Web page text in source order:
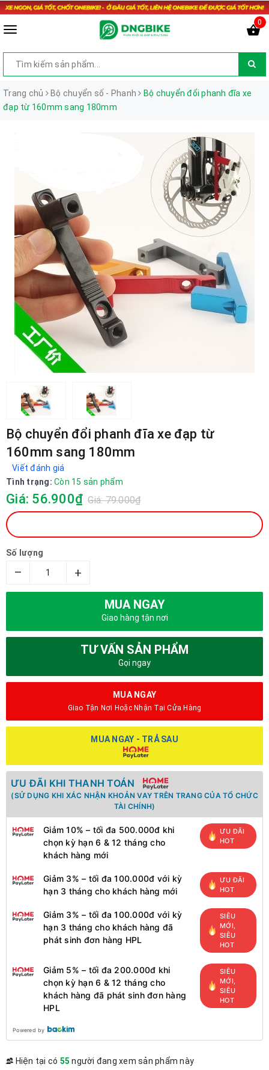
0
Trang chủ Bộ chuyển số - Phanh
Bộ chuyển đổi phanh đĩa xe
đạp từ 160mm sang 180mm
Bộ chuyển đổi phanh đĩa xe đạp từ
160mm sang 180mm
Viết đánh giá
Tình trạng: Còn 15 sản phẩm
Giá: 56.900₫ Giá: 79.000₫
Số lượng
– +
MUA NGAY
Giao hàng tận nơi
TƯ VẤN SẢN PHẨM
Gọi ngay
MUA NGAY
Giao Tận Nơi Hoặc Nhận Tại Cửa Hàng
MUA NGAY - TRẢ SAU
ƯU ĐÃI KHI THANH TOÁN
(SỬ DỤNG KHI XÁC NHẬN KHOẢN VAY TRÊN TRANG CỦA TỔ CHỨC
TÀI CHÍNH)
Giảm 10% – tối đa 500.000đ khi
chọn kỳ hạn 6 & 12 tháng cho
khách hàng mới
ƯU ĐÃI
HOT
Giảm 3% – tối đa 100.000đ với kỳ
hạn 3 tháng cho khách hàng mới
ƯU ĐÃI
HOT
Giảm 3% – tối đa 100.000đ với kỳ
hạn 3 tháng cho khách hàng đã
phát sinh đơn hàng HPL
SIÊU
MỚI,
SIÊU
HOT
Giảm 5% – tối đa 200.000đ khi
chọn kỳ hạn 6 & 12 tháng cho
khách hàng đã phát sinh đơn hàng
HPL
SIÊU
MỚI,
SIÊU
HOT
Powered by
Hiện tại có 55 người đang xem sản phẩm này